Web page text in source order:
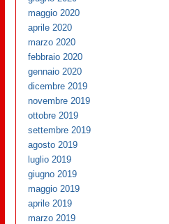
maggio 2020
aprile 2020
marzo 2020
febbraio 2020
gennaio 2020
dicembre 2019
novembre 2019
ottobre 2019
settembre 2019
agosto 2019
luglio 2019
giugno 2019
maggio 2019
aprile 2019
marzo 2019